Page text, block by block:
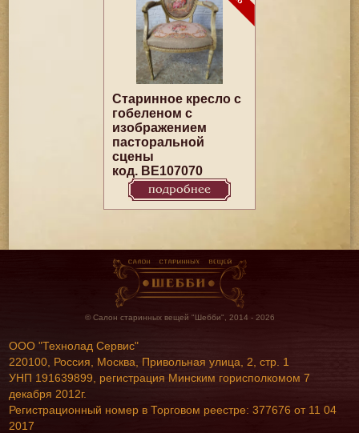
Старинное кресло с
гобеленом с
изображением
пасторальной
сцены
код. BE107070
подробнее
© Салон старинных вещей "Шебби", 2014 - 2026
ООО "Технолад Сервис"
220100, Россия, Москва, Привольная улица, 2, стр. 1
УНП 191639899, регистрация Минским горисполкомом 7
декабря 2012г.
Регистрационный номер в Торговом реестре: 377676 от 11 04
2017